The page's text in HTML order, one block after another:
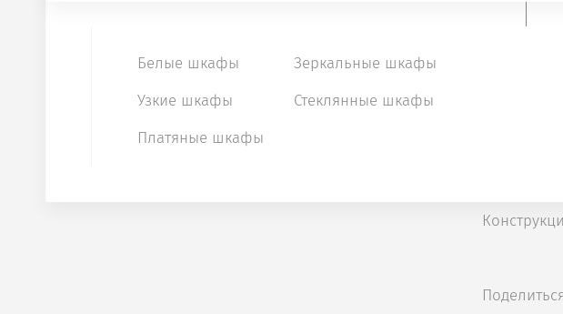
Белые шкафы
Зеркальные шкафы
Узкие шкафы
Стеклянные шкафы
Платяные шкафы